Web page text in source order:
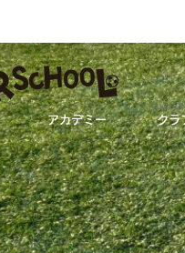
アカデミー クラ
福岡県社会人サッカーリーグ
トップチーム